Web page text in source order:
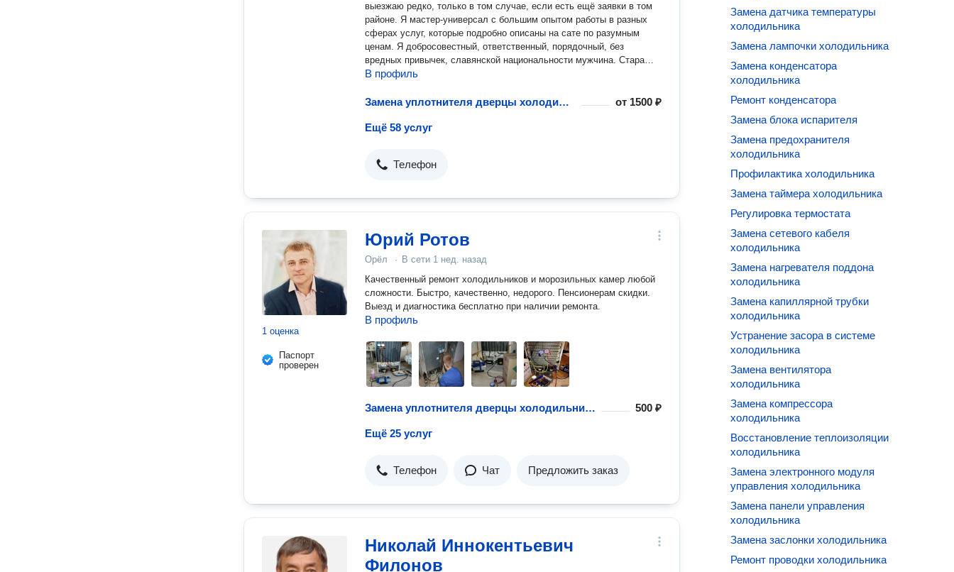
выезжаю редко, только в том случае, если есть ещё заявки в том
районе. Я мастер-универсал с большим опытом работы в разных
сферах услуг, которые подробно описаны на сате по разумным
ценам. Я добросовестный, ответственный, порядочный, без
вредных привычек, славянской национальности мужчина. Стараюсь
сделать свою работу быстро, аккуратно и качественно. При
необходимый инструмент и инвентарь для работы у меня имеется в
если это не возможно сделать, то забираю к себе. На выполненную
гарантию мне даёт магазин в котором я приобретаю эту запчасть,
В профиль
Замена уплотнителя дверцы холодильника от 1500 ₽
Ещё 58 услуг
Телефон
1 оценка
Паспорт
проверен
Юрий Ротов
Орёл · В сети 1 нед. назад
Качественный ремонт холодильников и морозильных камер любой
сложности. Быстро, качественно, недорого. Пенсионерам скидки.
Выезд и диагностика бесплатно при наличии ремонта.
В профиль
Замена уплотнителя дверцы холодильника 500 ₽
Ещё 25 услуг
Телефон Чат Предложить заказ
Николай Иннокентьевич
Филонов
Замена датчика температуры
холодильника
Замена лампочки холодильника
Замена конденсатора
холодильника
Ремонт конденсатора
Замена блока испарителя
Замена предохранителя
холодильника
Профилактика холодильника
Замена таймера холодильника
Регулировка термостата
Замена сетевого кабеля
холодильника
Замена нагревателя поддона
холодильника
Замена капиллярной трубки
холодильника
Устранение засора в системе
холодильника
Замена вентилятора
холодильника
Замена компрессора
холодильника
Восстановление теплоизоляции
холодильника
Замена электронного модуля
управления холодильника
Замена панели управления
холодильника
Замена заслонки холодильника
Ремонт проводки холодильника